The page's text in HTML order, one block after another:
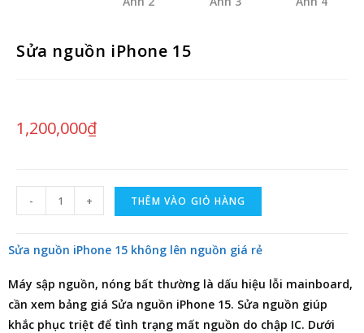
Sửa nguồn iPhone 15
1,200,000₫
- + THÊM VÀO GIỎ HÀNG
Sửa nguồn iPhone 15 không lên nguồn giá rẻ
Máy sập nguồn, nóng bất thường là dấu hiệu lỗi mainboard,
cần xem bảng giá Sửa nguồn iPhone 15. Sửa nguồn giúp
khắc phục triệt để tình trạng mất nguồn do chập IC. Dưới